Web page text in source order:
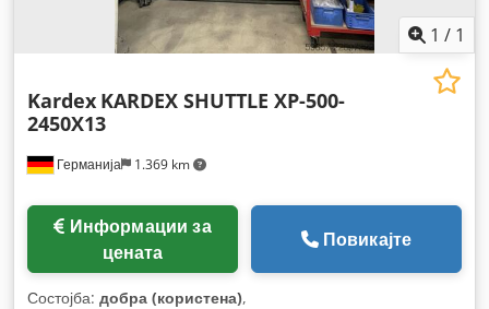
1 / 1
Германија 1.369 km
Kardex KARDEX SHUTTLE XP-500-
2450X13
цената
Повикајте
Состојба: добра (користена),